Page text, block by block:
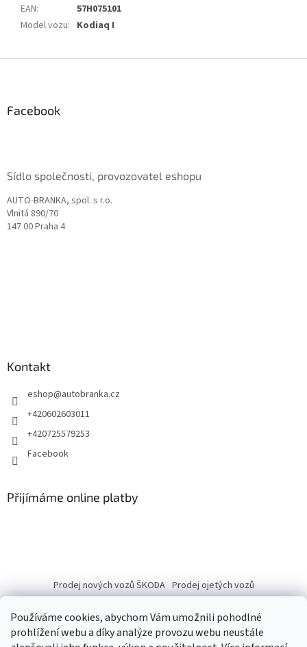
Používáme cookies, abychom Vám umožnili pohodlné
prohlížení webu a díky analýze provozu webu neustále
EAN:
57H075101
Model vozu: Kodiaq I
Facebook
Sídlo společnosti, provozovatel eshopu
AUTO-BRANKA, spol. s r.o.
Vlnitá 890/70
147 00 Praha 4
Kontakt
eshop@autobranka.cz
+420602603011
+420725579253
Facebook
Přijímáme online platby
Prodej nových vozů ŠKODA Prodej ojetých vozů